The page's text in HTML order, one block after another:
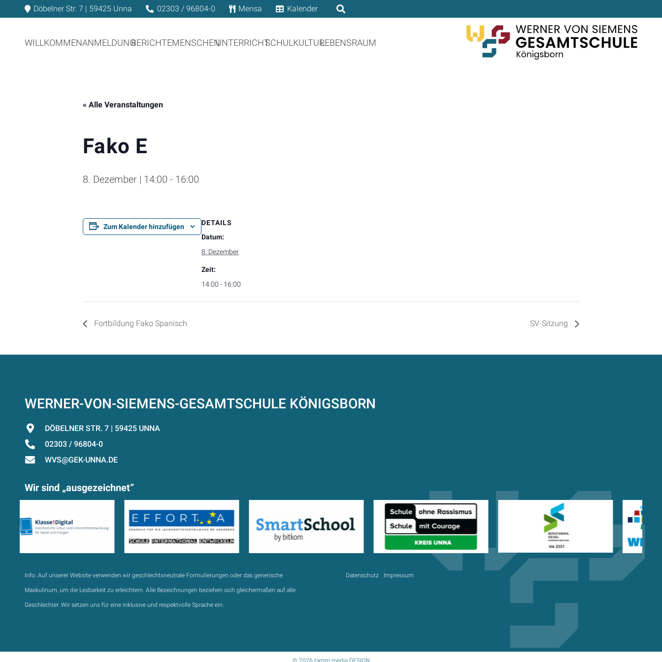
Döbelner Str. 7 | 59425 Unna 02303 / 96804-0 Mensa Kalender
WILLKOMMENANMELDUNGBERICHTEMENSCHENUNTERRICHTSCHULKULTURLEBENSRAUM
« Alle Veranstaltungen
Fako E
8. Dezember | 14:00 - 16:00
Zum Kalender hinzufügen
DETAILS
Datum:
8. Dezember
Zeit:
14:00 - 16:00
Fortbildung Fako Spanisch SV-Sitzung
WERNER-VON-SIEMENS-GESAMTSCHULE KÖNIGSBORN
DÖBELNER STR. 7 | 59425 UNNA
02303 / 96804-0
WVS@GEK-UNNA.DE
Wir sind „ausgezeichnet“
Info: Auf unserer Website verwenden wir geschlechtsneutrale Formulierungen oder das generische
Maskulinum, um die Lesbarkeit zu erleichtern. Alle Bezeichnungen beziehen sich gleichermaßen auf alle
Geschlechter. Wir setzen uns für eine inklusive und respektvolle Sprache ein.
Datenschutz Impressum